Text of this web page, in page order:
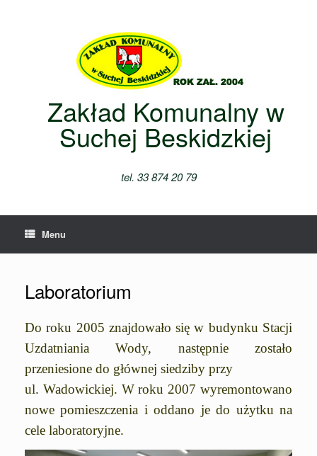
Zakład Komunalny w
Suchej Beskidzkiej
tel. 33 874 20 79
Menu
Laboratorium
Do roku 2005 znajdowało się w budynku Stacji
Uzdatniania Wody, następnie zostało
przeniesione do głównej siedziby przy
ul. Wadowickiej. W roku 2007 wyremontowano
nowe pomieszczenia i oddano je do użytku na
cele laboratoryjne.